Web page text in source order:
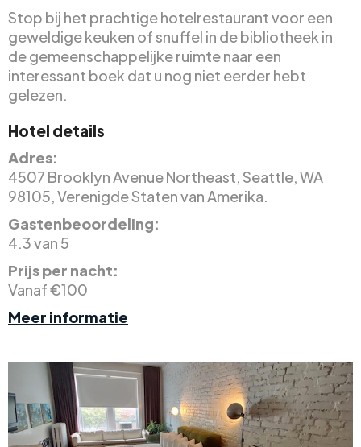
Stop bij het prachtige hotelrestaurant voor een
geweldige keuken of snuffel in de bibliotheek in
de gemeenschappelijke ruimte naar een
interessant boek dat u nog niet eerder hebt
gelezen.
Hotel details
Adres:
4507 Brooklyn Avenue Northeast, Seattle, WA
98105, Verenigde Staten van Amerika.
Gastenbeoordeling:
4.3 van 5
Prijs per nacht:
Vanaf €100
Meer informatie